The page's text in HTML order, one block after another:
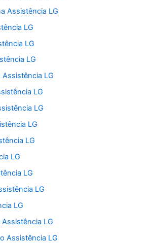
Assistência LG
LG
LG
LG
Assistência LG
LG
LG
LG
LG
LG
LG
LG
LG
Assistência LG
Assistência LG